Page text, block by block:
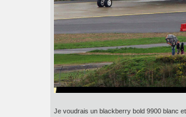
Je voudrais un blackberry bold 9900 blanc